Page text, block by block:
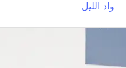
واد الليل